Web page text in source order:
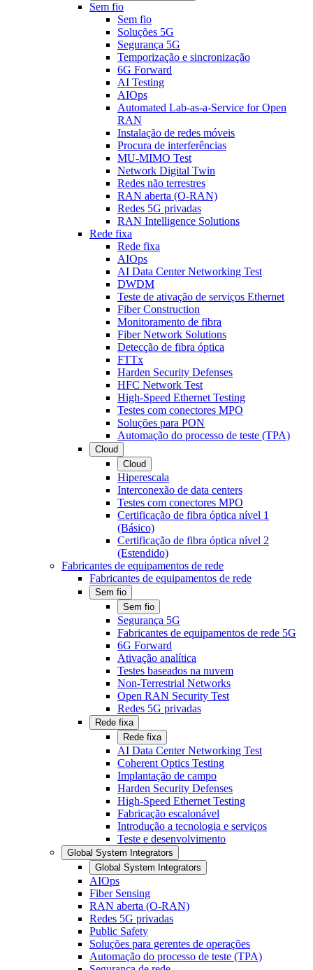
Sem fio
Sem fio
Soluções 5G
Segurança 5G
Temporização e sincronização
6G Forward
AI Testing
AIOps
Automated Lab-as-a-Service for Open
RAN
Instalação de redes móveis
Procura de interferências
MU-MIMO Test
Network Digital Twin
Redes não terrestres
RAN aberta (O-RAN)
Redes 5G privadas
RAN Intelligence Solutions
Rede fixa
Rede fixa
AIOps
AI Data Center Networking Test
DWDM
Teste de ativação de serviços Ethernet
Fiber Construction
Monitoramento de fibra
Fiber Network Solutions
Detecção de fibra óptica
FTTx
Harden Security Defenses
HFC Network Test
High-Speed Ethernet Testing
Testes com conectores MPO
Soluções para PON
Automação do processo de teste (TPA)
Cloud
Cloud
Hiperescala
Interconexão de data centers
Testes com conectores MPO
Certificação de fibra óptica nível 1
(Básico)
Certificação de fibra óptica nível 2
(Estendido)
Fabricantes de equipamentos de rede
Fabricantes de equipamentos de rede
Sem fio
Sem fio
Segurança 5G
Fabricantes de equipamentos de rede 5G
6G Forward
Ativação analítica
Testes baseados na nuvem
Non-Terrestrial Networks
Open RAN Security Test
Redes 5G privadas
Rede fixa
Rede fixa
AI Data Center Networking Test
Coherent Optics Testing
Implantação de campo
Harden Security Defenses
High-Speed Ethernet Testing
Fabricação escalonável
Introdução a tecnologia e serviços
Teste e desenvolvimento
Global System Integrators
Global System Integrators
AIOps
Fiber Sensing
RAN aberta (O-RAN)
Redes 5G privadas
Public Safety
Soluções para gerentes de operações
Automação do processo de teste (TPA)